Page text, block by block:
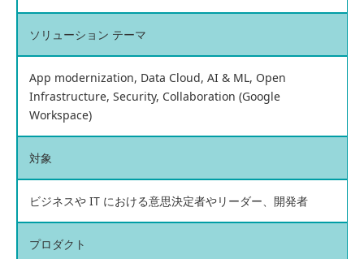
ソリューション テーマ
App modernization, Data Cloud, AI & ML, Open
Infrastructure, Security, Collaboration (Google
Workspace)
対象
ビジネスや IT における意思決定者やリーダー、​​開発者
プロダクト